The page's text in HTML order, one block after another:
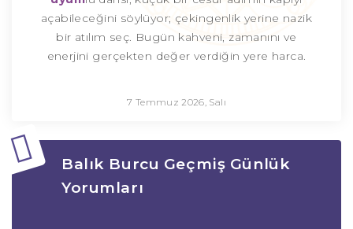
açabileceğini söylüyor; çekingenlik yerine nazik
bir atılım seç. Bugün kahveni, zamanını ve
enerjini gerçekten değer verdiğin yere harca.
7 Temmuz 2026, Salı
Balık Burcu Geçmiş Günlük
Yorumları